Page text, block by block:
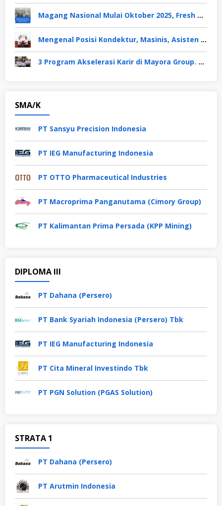
Magang Nasional Mulai Oktober 2025, Fresh Graduate Dapat Gaji UMP Selama 6 Bulan
Mengenal Posisi Kondektur, Masinis, Asisten PPKA, Pemeliharaan Sarana dan Prasarana, Polsuska (Polisi Khusus Kereta Api), di PT KAI
3 Program Akselerasi Karir di Mayora Group. Apa Saja? Berikut Penjelasannya
SMA/K
PT Sansyu Precision Indonesia
PT IEG Manufacturing Indonesia
PT OTTO Pharmaceutical Industries
PT Macroprima Panganutama (Cimory Group)
PT Kalimantan Prima Persada (KPP Mining)
DIPLOMA III
PT Dahana (Persero)
PT Bank Syariah Indonesia (Persero) Tbk
PT IEG Manufacturing Indonesia
PT Cita Mineral Investindo Tbk
PT PGN Solution (PGAS Solution)
STRATA 1
PT Dahana (Persero)
PT Arutmin Indonesia